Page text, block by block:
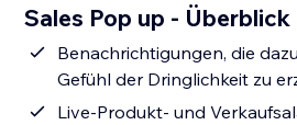
Sales Pop up - Überblick
Benachrichtigungen, die
Gefühl der Dringlichkeit zu
Live-Produkt- und